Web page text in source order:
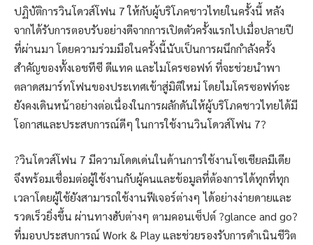
ปฏิบัติการวินโดวส์โฟน 7 ให้กับผู้บริโภคชาวไทยในครั้งนี้ หลัง
จากได้รับการตอบรับอย่างดีจากการเปิดตัวครั้งแรกไปเมื่อปลายปี
ที่ผ่านมา โดยความร่วมมือในครั้งนี้นับเป็นการผนึกกำลังครั้ง
สำคัญของทั้งเอชทีซี ดีแทค และไมโครซอฟท์ ที่จะช่วยนำพา
ตลาดสมาร์ทโฟนของประเทศเข้าสู่มิติใหม่ โดยไมโครซอฟท์จะ
ยังคงเดินหน้าอย่างต่อเนื่องในการผลักดันให้ผู้บริโภคชาวไทยได้มี
โอกาสและประสบการณ์ดีๆ ในการใช้งานวินโดวส์โฟน 7?
?วินโดวส์โฟน 7 มีความโดดเด่นในด้านการใช้งานโซเชียลมีเดีย
จึงพร้อมเชื่อมต่อผู้ใช้งานกับผู้คนและข้อมูลที่ต้องการได้ทุกที่ทุก
เวลาโดยผู้ใช้ยังสามารถใช้งานฟีเจอร์ต่างๆ ได้อย่างง่ายดายและ
รวดเร็วยิ่งขึ้น ผ่านทางฮับต่างๆ ตามคอนเซ็ปต์ ?glance and go?
ที่มอบประสบการณ์ Work & Play และช่วยรองรับการดำเนินชีวิต